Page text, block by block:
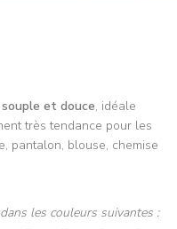
souple et douce, idéale
très tendance pour les
pantalon, blouse, chemise
les couleurs suivantes :